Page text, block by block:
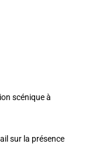
scénique à
sur la présence